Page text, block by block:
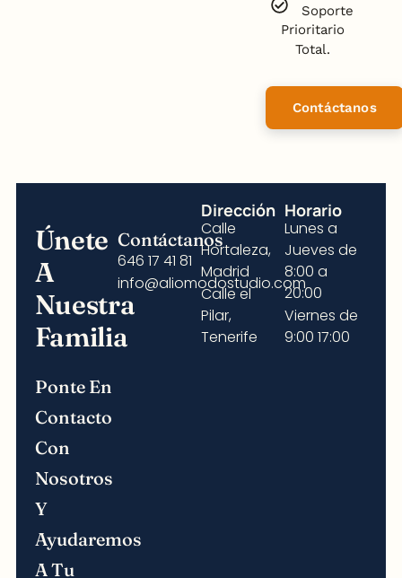
Soporte
Prioritario
Total.
Contáctanos
Únete
A
Nuestra
Familia
Ponte En
Contacto
Con
Nosotros
Y
Ayudaremos
A Tu
Contáctanos
646 17 41 81
info@aliomodostudio.com
Dirección
Calle
Hortaleza,
Madrid
Calle el
Pilar,
Tenerife
Horario
Lunes a
Jueves de
8:00 a
20:00
Viernes de
9:00 17:00